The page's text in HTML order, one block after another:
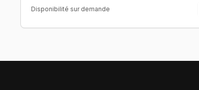
Disponibilité sur demande